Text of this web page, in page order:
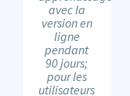
avec la
version en
ligne
pendant
90 jours;
pour les
utilisateurs